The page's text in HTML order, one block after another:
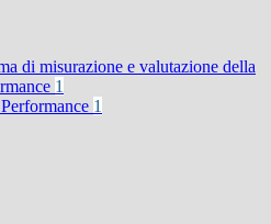
di misurazione e valutazione della
1
1